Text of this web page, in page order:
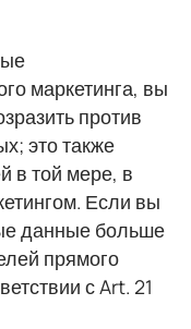
маркетинга, вы
против
это также
в той мере, в
Если вы
данные больше
прямого
с Art. 21